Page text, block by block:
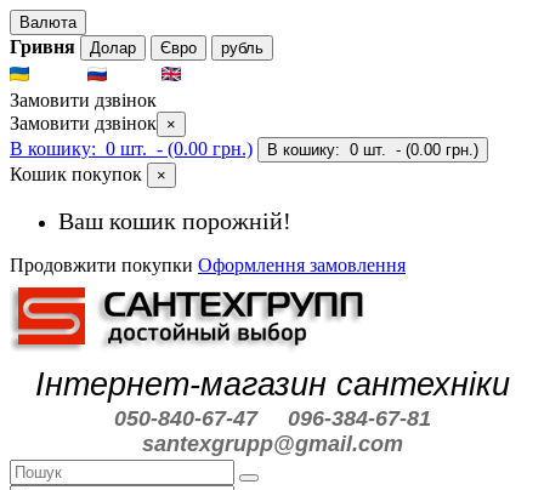
Валюта
Гривня Долар Євро рубль
Замовити дзвінок
Замовити дзвінок ×
В кошику: 0 шт. - (0.00 грн.) В кошику: 0 шт. - (0.00 грн.)
Кошик покупок ×
Ваш кошик порожній!
Продовжити покупки Оформлення замовлення
Інтернет-магазин сантехніки
050-840-67-47
096-384-67-81
santexgrupp@gmail.com